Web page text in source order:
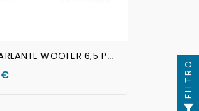
A
LTOPARLANTE WOOFER 6,5 Pollici 165mm 60W 8ohm
€ FILTRO